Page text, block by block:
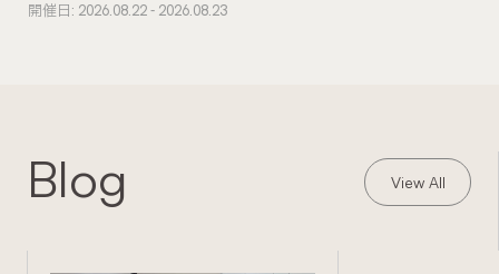
開催日: 2026.08.22 - 2026.08.23
Blog View All